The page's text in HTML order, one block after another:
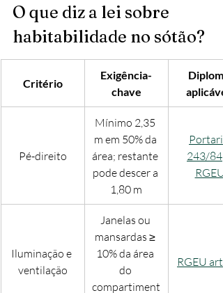
O que diz a lei sobre
habitabilidade no sótão?
Critério
Exigência-
chave
Pé-direito
Mínimo 2,35
m em 50% da
área; restante
pode descer a
1,80 m
Portaria
243/84
RGEU
Iluminação e
ventilação
Janelas ou
mansardas ≥
10% da área
do
compartiment
RGEU